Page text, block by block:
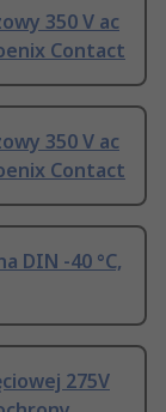
350 V ac
Contact
350 V ac
Contact
DIN -40 °C,
275V